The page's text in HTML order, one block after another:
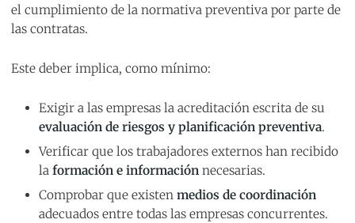
el cumplimiento de la normativa preventiva por parte de
las contratas.
Este deber implica, como mínimo:
Exigir a las empresas la acreditación escrita de su
evaluación de riesgos y planificación preventiva.
Verificar que los trabajadores externos han recibido
la formación e información necesarias.
Comprobar que existen medios de coordinación
adecuados entre todas las empresas concurrentes.